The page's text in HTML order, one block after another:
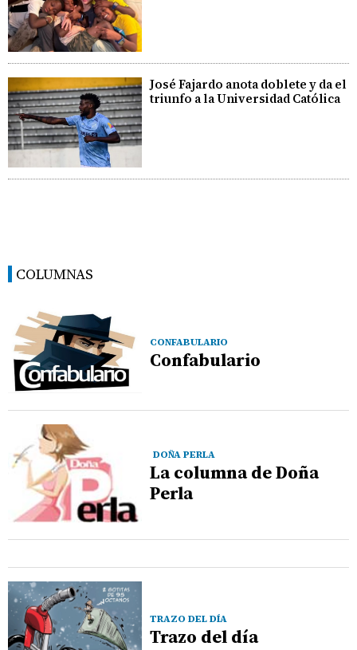
José Fajardo anota doblete y da el
triunfo a la Universidad Católica
COLUMNAS
CONFABULARIO
Confabulario
DOÑA PERLA
La columna de Doña
Perla
TRAZO DEL DÍA
Trazo del día